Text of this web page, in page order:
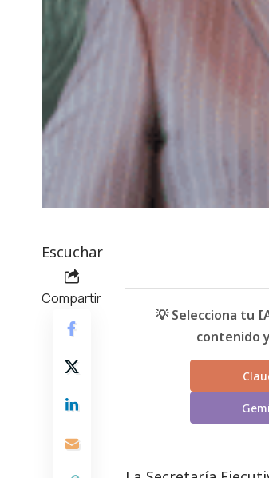
Escuchar
Compartir
💡 Selecciona tu
contenido